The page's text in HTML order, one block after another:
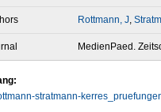
Rottmann, J,
MedienPaed.
stratmann-